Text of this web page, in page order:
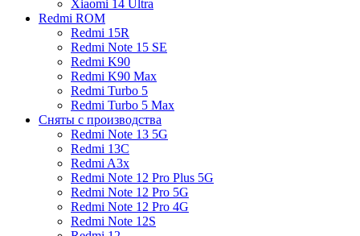
Xiaomi 14 Ultra
Redmi ROM
Redmi 15R
Redmi Note 15 SE
Redmi K90
Redmi K90 Max
Redmi Turbo 5
Redmi Turbo 5 Max
Сняты с производства
Redmi Note 13 5G
Redmi 13C
Redmi A3x
Redmi Note 12 Pro Plus 5G
Redmi Note 12 Pro 5G
Redmi Note 12 Pro 4G
Redmi Note 12S